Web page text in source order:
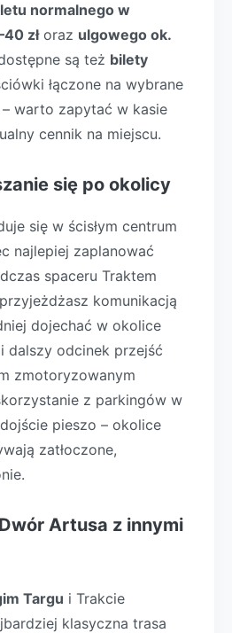
normalnego w
złoraz ulgowego ok.
są też bilety
łączone na wybrane
– warto zapytać w kasie
cennik na miejscu.
się po okolicy
się w ścisłym centrum
najlepiej zaplanować
spaceru Traktem
komunikacją
dojechać w okolice
dalszy odcinek przejść
zmotoryzowanym
z parkingów w
pieszo – okolice
zatłoczone,
Artusa z innymi
Targu i Trakcie
klasyczna trasa